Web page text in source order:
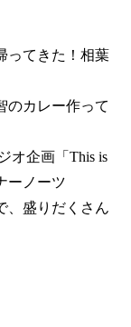
ってきた！相葉
のカレー作って
オ企画「This is
ーノーツ
、盛りだくさん